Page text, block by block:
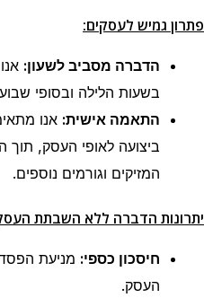
פתרון גמיש לעסקים:
הדברה מסביב לשעון:
בשעות הלילה ובסופי
התאמה אישית: אנו
ביצועה לאופי העסק,
המזיקים וגורמים נוספים.
יתרונות הדברה ללא השבתת
חיסכון כספי: מניעת
העסק.